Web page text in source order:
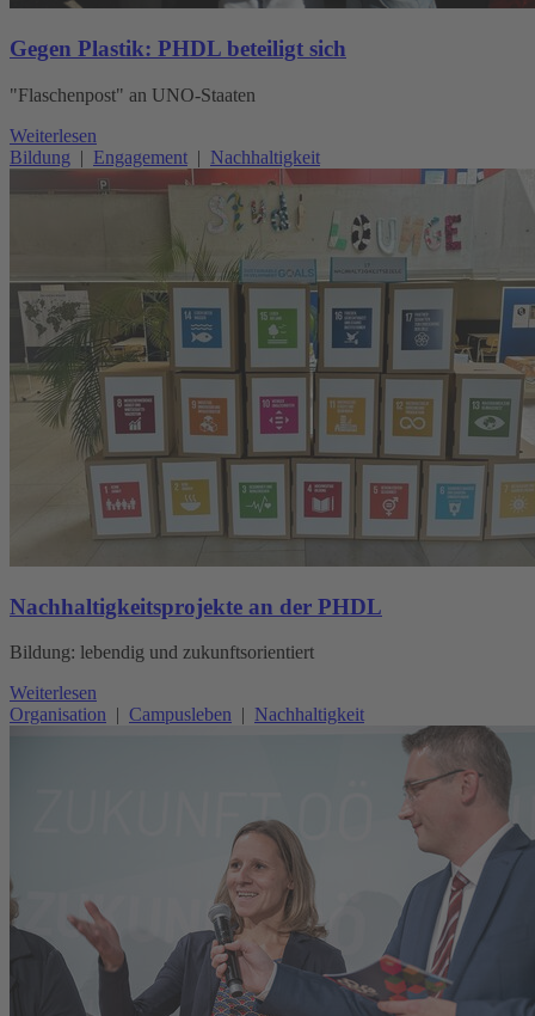
Gegen Plastik: PHDL beteiligt sich
"Flaschenpost" an UNO-Staaten
Weiterlesen
Bildung | Engagement | Nachhaltigkeit
Nachhaltigkeitsprojekte an der PHDL
Bildung: lebendig und zukunftsorientiert
Weiterlesen
Organisation | Campusleben | Nachhaltigkeit